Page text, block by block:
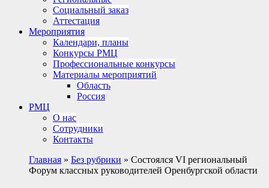
Социальный заказ
Аттестация
Мероприятия
Календари, планы
Конкурсы РМЦ
Профессиональные конкурсы
Материалы мероприятий
Область
Россия
РМЦ
О нас
Сотрудники
Контакты
Главная » Без рубрики » Состоялся VI региональный
Форум классных руководителей Оренбургской области